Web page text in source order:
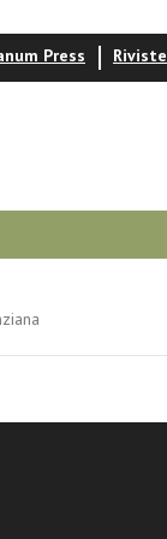
Press Riviste